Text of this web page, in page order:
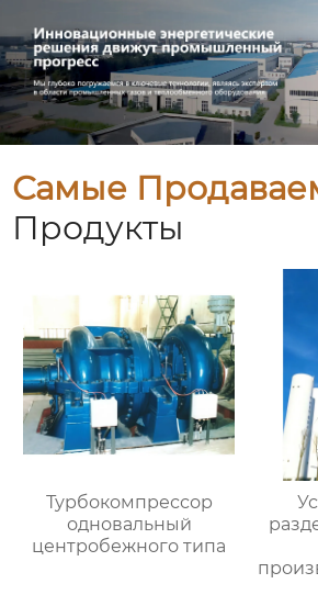
Самые
Продукты
Турбокомпрессор
одновальный
центробежного типа